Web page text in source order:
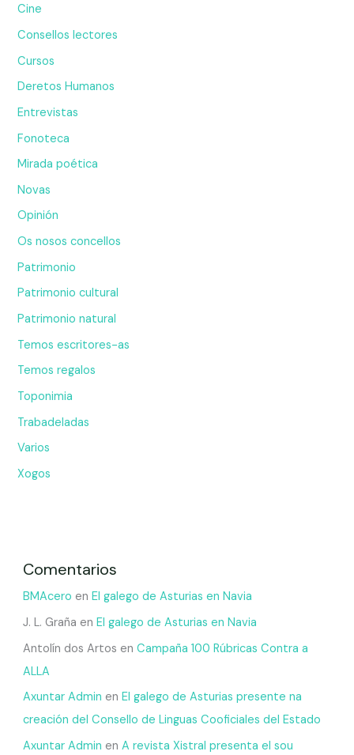
Cine
Consellos lectores
Cursos
Deretos Humanos
Entrevistas
Fonoteca
Mirada poética
Novas
Opinión
Os nosos concellos
Patrimonio
Patrimonio cultural
Patrimonio natural
Temos escritores-as
Temos regalos
Toponimia
Trabadeladas
Varios
Xogos
Comentarios
BMAcero en El galego de Asturias en Navia
J. L. Graña en El galego de Asturias en Navia
Antolín dos Artos en Campaña 100 Rúbricas Contra a
ALLA
Axuntar Admin en El galego de Asturias presente na
creación del Consello de Linguas Cooficiales del Estado
Axuntar Admin en A revista Xistral presenta el sou